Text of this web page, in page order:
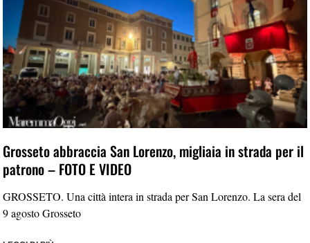
Grosseto abbraccia San Lorenzo, migliaia in strada per il
patrono – FOTO E VIDEO
GROSSETO. Una città intera in strada per San Lorenzo. La sera del
9 agosto Grosseto